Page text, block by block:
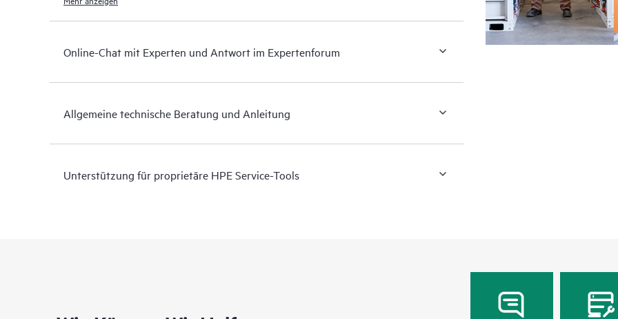
Online-Chat mit Experten und Antwort im Expertenforum
Allgemeine technische Beratung und Anleitung
Unterstützung für proprietäre HPE Service-Tools